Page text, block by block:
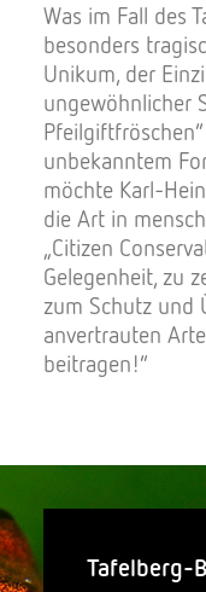
Was im Fall des
besonders
Unikum, der
ungewöhnlicher
unbekanntem
möchte Karl-
die Art in
„Citizen
Gelegenheit, zu
zum Schutz und
anvertrauten
beitragen!“
Tafelberg-